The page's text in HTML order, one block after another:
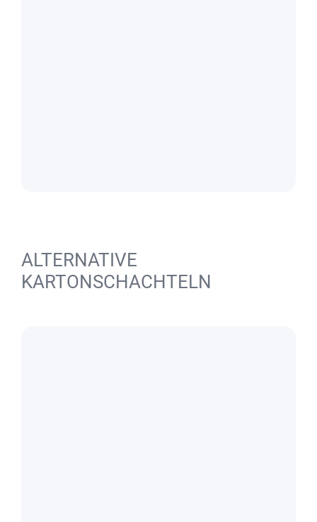
ALTERNATIVE
KARTONSCHACHTELN